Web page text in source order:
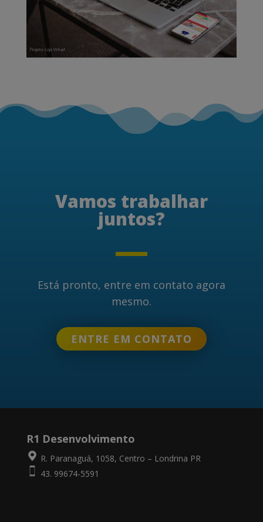
Vamos trabalhar
juntos?
Está pronto, entre em contato agora
mesmo.
ENTRE EM CONTATO
R1 Desenvolvimento
R. Paranaguá, 1058, Centro – Londrina PR
43. 99674-5591